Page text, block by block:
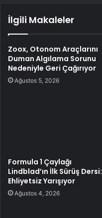
İlgili Makaleler
Zoox, Otonom Araçlarını
Duman Algılama Sorunu
Nedeniyle Geri Çağırıyor
Ağustos 5, 2026
Formula 1 Çaylağı
Lindblad’ın İlk Sürüş Dersi:
Ehliyetsiz Yarışıyor
Ağustos 4, 2026